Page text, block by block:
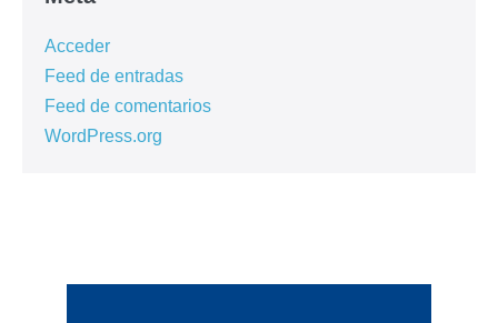
Acceder
Feed de entradas
Feed de comentarios
WordPress.org